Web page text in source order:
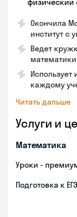
физический
Окончила
институт с
Ведет
математики
каждому
Читать дальше
Услуги и
Математика
Уроки -
Подготовка к